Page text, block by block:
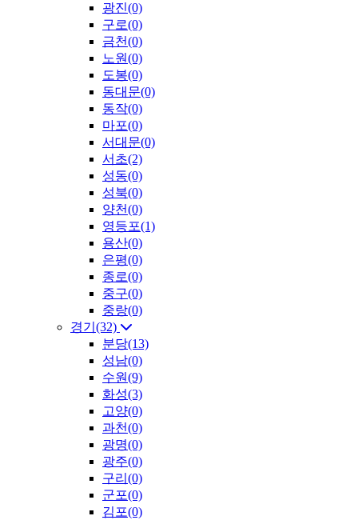
광진(0)
구로(0)
금천(0)
노원(0)
도봉(0)
동대문(0)
동작(0)
마포(0)
서대문(0)
서초(2)
성동(0)
성북(0)
양천(0)
영등포(1)
용산(0)
은평(0)
종로(0)
중구(0)
중랑(0)
경기(32)
분당(13)
성남(0)
수원(9)
화성(3)
고양(0)
과천(0)
광명(0)
광주(0)
구리(0)
군포(0)
김포(0)